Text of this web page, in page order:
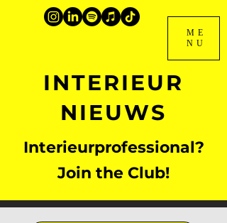
ME
NU
INTERIEUR
NIEUWS
Interieurprofessional?
Join the Club!